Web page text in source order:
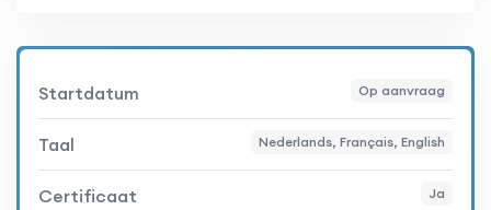
Startdatum Op aanvraag
Taal Nederlands, Français, English
Certificaat Ja